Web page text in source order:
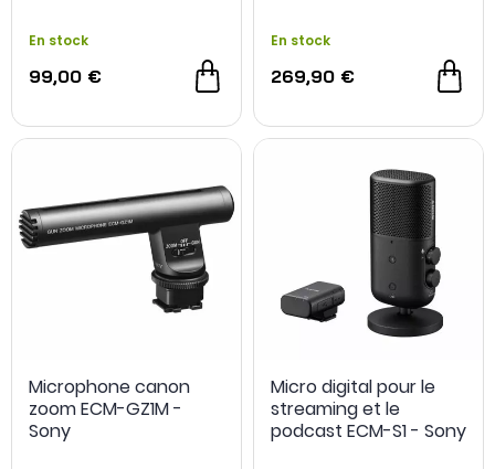
En stock
99,00 €
En stock
269,90 €
Microphone canon
zoom ECM-GZ1M -
Sony
Micro digital pour le
streaming et le
podcast ECM-S1 - Sony